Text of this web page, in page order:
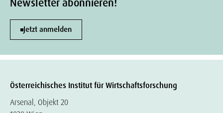
Newsletter abonnieren!
Jetzt anmelden
Österreichisches Institut für Wirtschaftsforschung
Arsenal, Objekt 20